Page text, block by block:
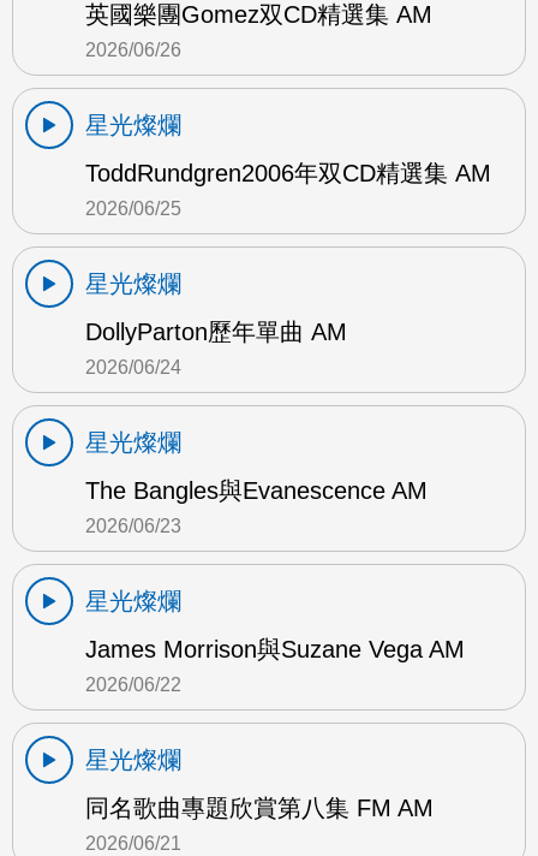
英國樂團Gomez双CD精選集 AM
2026/06/26
星光燦爛
ToddRundgren2006年双CD精選集 AM
2026/06/25
星光燦爛
DollyParton歷年單曲 AM
2026/06/24
星光燦爛
The Bangles與Evanescence AM
2026/06/23
星光燦爛
James Morrison與Suzane Vega AM
2026/06/22
星光燦爛
同名歌曲專題欣賞第八集 FM AM
2026/06/21